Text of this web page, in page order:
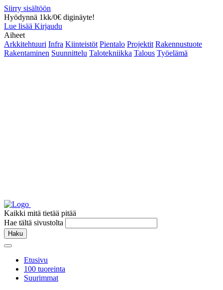
Siirry sisältöön
Hyödynnä 1kk/0€ diginäyte!
Lue lisää Kirjaudu
Aiheet
Arkkitehtuuri Infra Kiinteistöt Pientalo Projektit Rakennustuote
Rakentaminen Suunnittelu Talotekniikka Talous Työelämä
Kaikki mitä tietää pitää
Hae tältä sivustolta
Haku
Etusivu
100 tuoreinta
Suurimmat